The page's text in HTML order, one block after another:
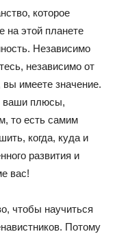
которое
на этой планете
Независимо
независимо от
имеете значение.
ваши плюсы,
то есть самим
когда, куда и
развития и
вас!
чтобы научиться
Потому